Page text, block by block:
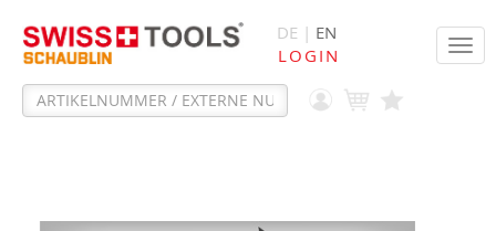
DE | EN
LOGIN